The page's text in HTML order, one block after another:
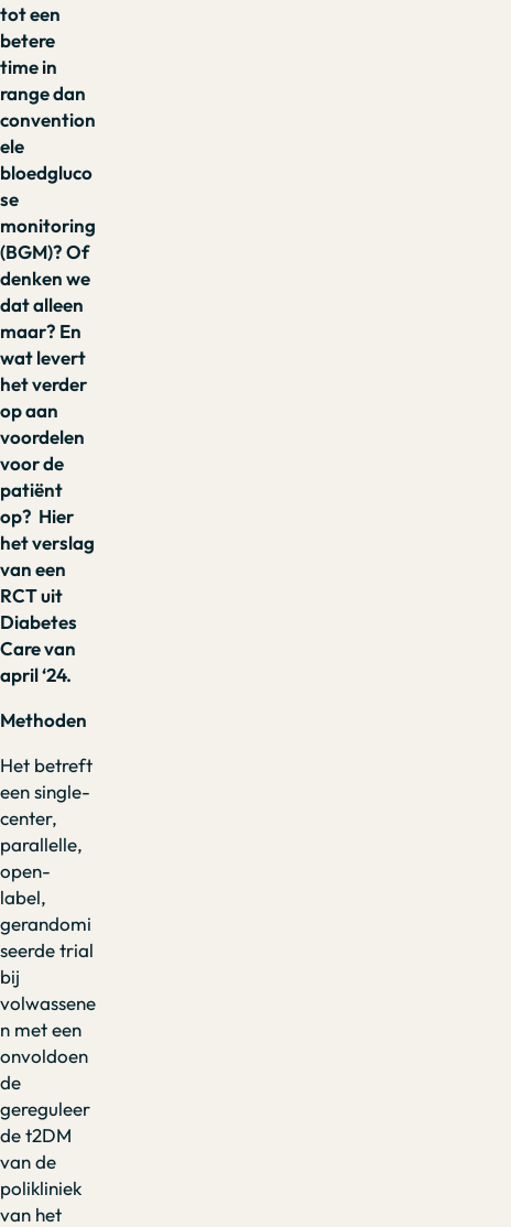
tot een
betere
time in
range dan
convention
ele
bloedgluco
se
monitoring
(BGM)? Of
denken we
dat alleen
maar? En
wat levert
het verder
op aan
voordelen
voor de
patiënt
op? Hier
het verslag
van een
RCT uit
Diabetes
Care van
april ‘24.
Methoden
Het betreft
een single-
center,
parallelle,
open-
label,
gerandomi
seerde trial
bij
volwassene
n met een
onvoldoen
de
gereguleer
de t2DM
van de
polikliniek
van het